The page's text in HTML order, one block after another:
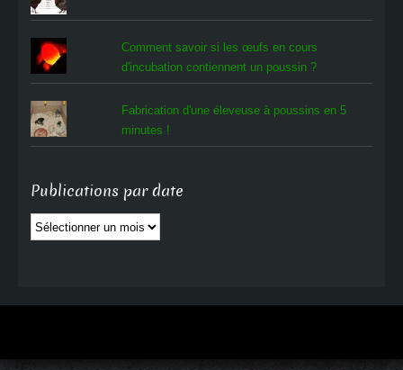
Comment savoir si les œufs en cours
d'incubation contiennent un poussin ?
Fabrication d'une éleveuse à poussins en 5
minutes !
Publications par date
Publications
par